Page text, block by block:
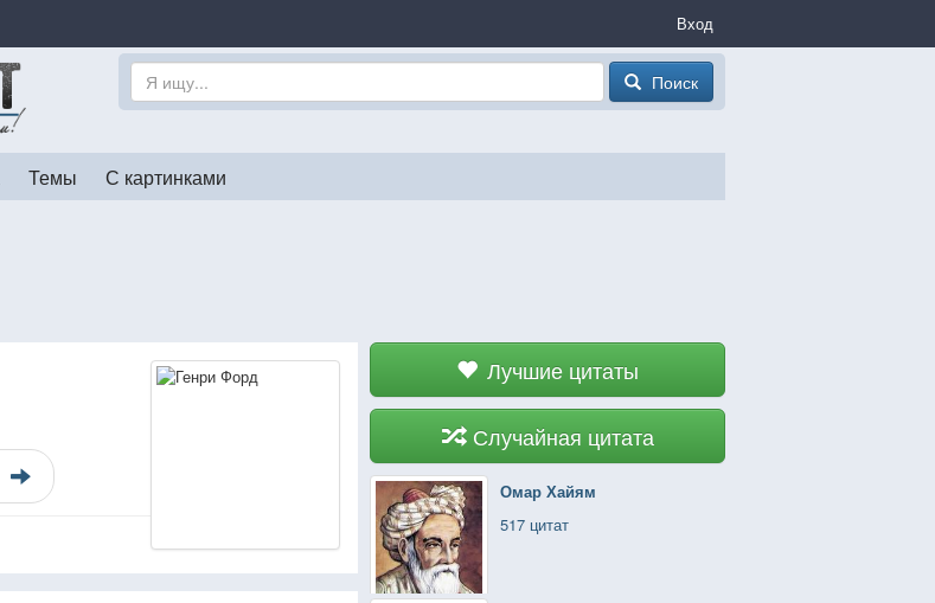
Вход
Поиск
Темы С картинками
Лучшие цитаты
Случайная цитата
Омар Хайям
517 цитат